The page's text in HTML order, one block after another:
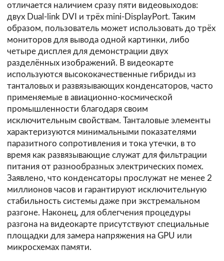
отличается наличием сразу пяти видеовыходов:
двух Dual-link DVI и трёх mini-DisplayPort. Таким
образом, пользователь может использовать до трёх
мониторов для вывода одной картинки, либо
четыре дисплея для демонстрации двух
разделённых изображений. В видеокарте
используются высококачественные гибриды из
танталовых и развязывающих конденсаторов, часто
применяемые в авиационно-космической
промышленности благодаря своим
исключительным свойствам. Танталовые элементы
характеризуются минимальными показателями
паразитного сопротивления и тока утечки, в то
время как развязывающие служат для фильтрации
питания от разнообразных электрических помех.
Заявлено, что конденсаторы прослужат не менее 2
миллионов часов и гарантируют исключительную
стабильность системы даже при экстремальном
разгоне. Наконец, для облегчения процедуры
разгона на видеокарте присутствуют специальные
площадки для замера напряжения на GPU или
микросхемах памяти.